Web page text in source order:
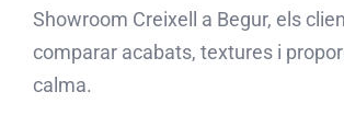
Showroom Creixell a Begur, els
comparar acabats, textures i
calma.